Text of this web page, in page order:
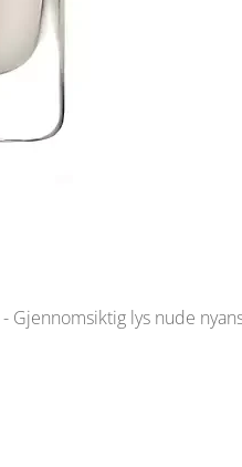
- Gjennomsiktig lys nude